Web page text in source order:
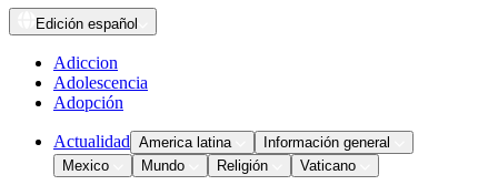
Edición español
Adiccion
Adolescencia
Adopción
Actualidad America latina
Información general
Mexico
Mundo Religión Vaticano